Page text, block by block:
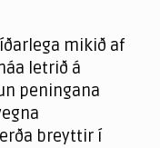
mikið af
letrið á
peningana
breyttir í